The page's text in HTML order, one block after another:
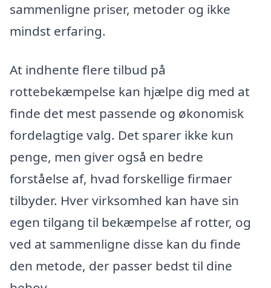
sammenligne priser, metoder og ikke
mindst erfaring.
At indhente flere tilbud på
rottebekæmpelse kan hjælpe dig med at
finde det mest passende og økonomisk
fordelagtige valg. Det sparer ikke kun
penge, men giver også en bedre
forståelse af, hvad forskellige firmaer
tilbyder. Hver virksomhed kan have sin
egen tilgang til bekæmpelse af rotter, og
ved at sammenligne disse kan du finde
den metode, der passer bedst til dine